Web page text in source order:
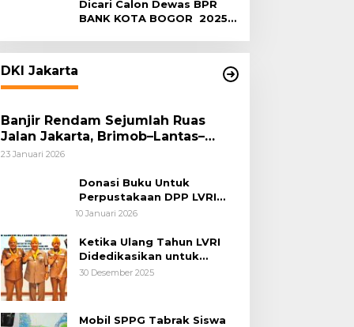
Dicari Calon Dewas BPR
BANK KOTA BOGOR 2025-
DKI Jakarta
Banjir Rendam Sejumlah Ruas
Jalan Jakarta, Brimob–Lantas–
Polair PMJ Bergerak Cepat, Polri
23 Januari 2026
Donasi Buku Untuk
Perpustakaan DPP LVRI
Terus Mengalir
10 Januari 2026
Ketika Ulang Tahun LVRI
Didedikasikan untuk
Kemanusiaan
30 Desember 2025
Mobil SPPG Tabrak Siswa